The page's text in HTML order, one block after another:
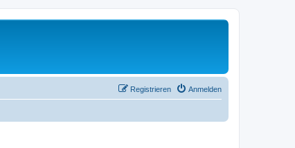
Anmelden
Registrieren